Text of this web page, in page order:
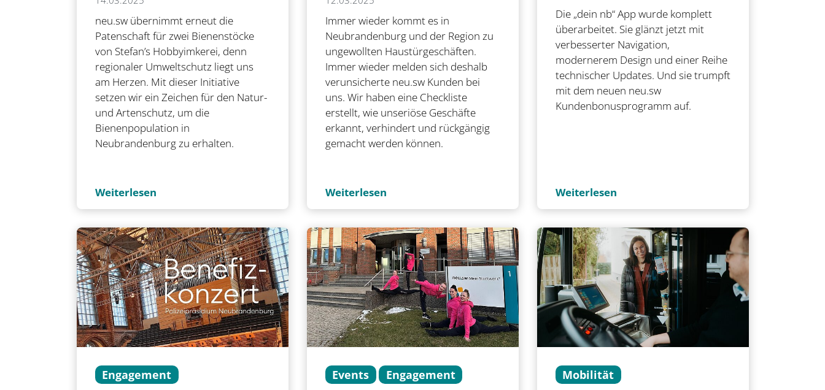
neu.sw übernimmt erneut die
Patenschaft für zwei Bienenstöcke
von Stefan’s Hobbyimkerei, denn
regionaler Umweltschutz liegt uns
am Herzen. Mit dieser Initiative
setzen wir ein Zeichen für den Natur-
und Artenschutz, um die
Bienenpopulation in
Neubrandenburg zu erhalten.
Weiterlesen
Immer wieder kommt es in
Neubrandenburg und der Region zu
ungewollten Haustürgeschäften.
Immer wieder melden sich deshalb
verunsicherte neu.sw Kunden bei
uns. Wir haben eine Checkliste
erstellt, wie unseriöse Geschäfte
erkannt, verhindert und rückgängig
gemacht werden können.
Weiterlesen
Die „dein nb“ App wurde komplett
überarbeitet. Sie glänzt jetzt mit
verbesserter Navigation,
modernerem Design und einer Reihe
technischer Updates. Und sie trumpft
mit dem neuen neu.sw
Kundenbonusprogramm auf.
Weiterlesen
Engagement Events Engagement Mobilität